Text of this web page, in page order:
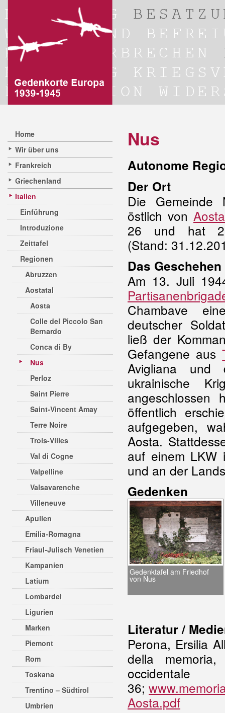
Home
Wir über uns
Frankreich
Griechenland
Italien
Einführung
Introduzione
Zeittafel
Regionen
Abruzzen
Aostatal
Aosta
Colle del Piccolo San
Bernardo
Conca di By
Nus
Perloz
Saint Pierre
Saint-Vincent Amay
Terre Noire
Trois-Villes
Val di Cogne
Valpelline
Valsavarenche
Villeneuve
Apulien
Emilia-Romagna
Friaul-Julisch Venetien
Kampanien
Latium
Lombardei
Ligurien
Marken
Piemont
Rom
Toskana
Trentino – Südtirol
Umbrien
Nus
Autonome
Der Ort
Die
östlich von Aosta
26 und hat
(Stand:
Das Geschehen
Am 13. Juli
Chambave
deutscher
ließ der
Gefangene aus
Avigliana und
ukrainische
öffentlich
aufgegeben,
Aosta.
auf einem LKW
und an der
Gedenken
Gedenktafel am Friedhof
von Nus
Literatur /
Perona, Ersilia
della
36;
Aosta.pdf